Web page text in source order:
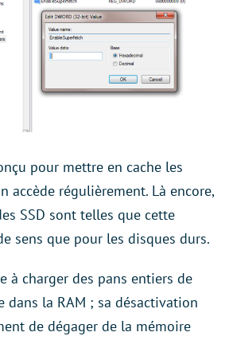
pour mettre en cache les
accède régulièrement. Là encore,
SSD sont telles que cette
sens que pour les disques durs.
à charger des pans entiers de
dans la RAM ; sa désactivation
de dégager de la mémoire